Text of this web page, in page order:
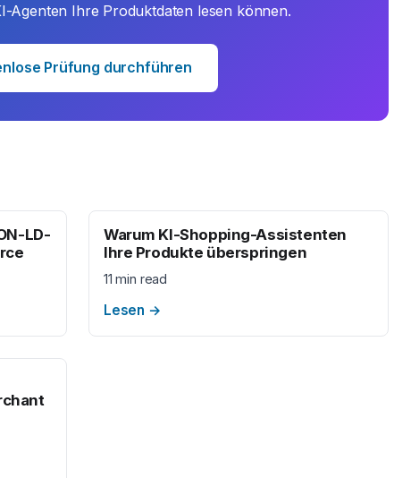
Agenten Ihre Produktdaten lesen können.
Prüfung durchführen
LD-
Warum KI-Shopping-Assistenten
Ihre Produkte überspringen
11 min read
Lesen →